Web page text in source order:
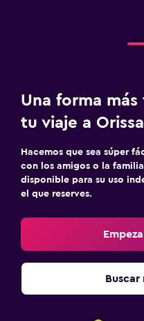
Una forma
tu viaje a Orissa
Hacemos que sea súper
con los amigos o la
disponible para su uso
el que reserves.
Buscar